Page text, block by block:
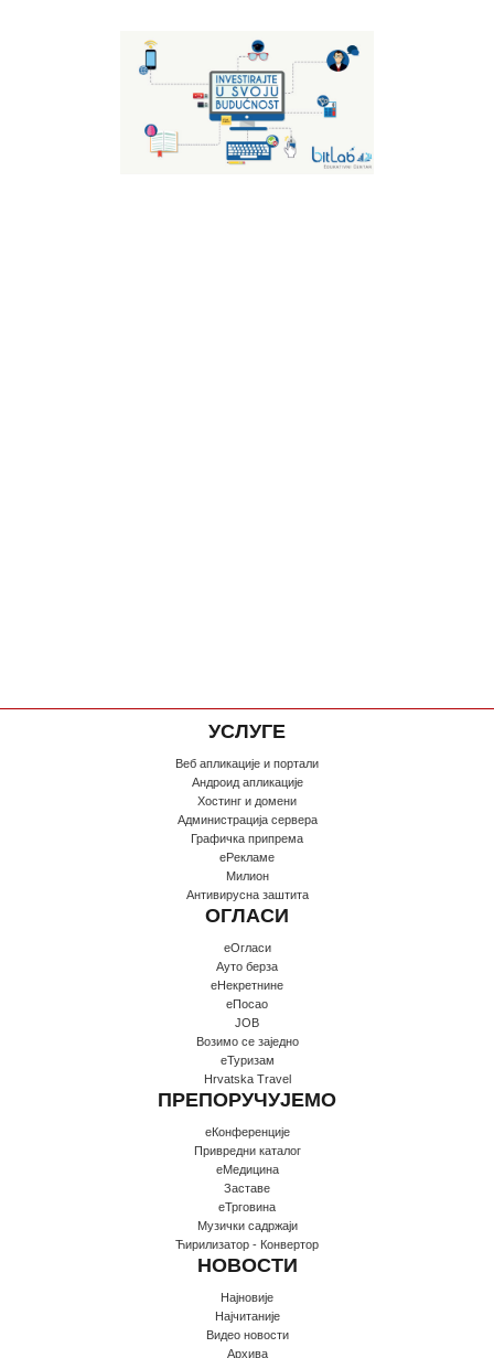
УСЛУГЕ
Веб апликације и портали
Андроид апликације
Хостинг и домени
Администрација сервера
Графичка припрема
еРекламе
Милион
Антивирусна заштита
ОГЛАСИ
еОгласи
Ауто берза
еНекретнине
еПосао
JOB
Возимо се заједно
еТуризам
Hrvatska Travel
ПРЕПОРУЧУЈЕМО
еКонференције
Привредни каталог
еМедицина
Заставе
еТрговина
Музички садржаји
Ћирилизатор - Конвертор
НОВОСТИ
Најновије
Најчитаније
Видео новости
Архива